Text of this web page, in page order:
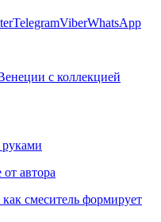
TelegramViberWhatsApp
с коллекцией
автора
смеситель формирует